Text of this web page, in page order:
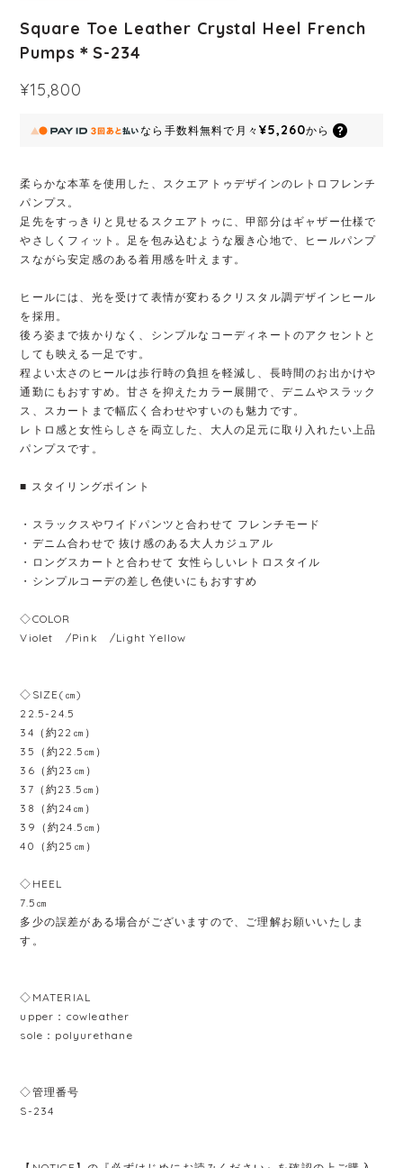
Square Toe Leather Crystal Heel French
Pumps＊S-234
¥15,800
なら 手数料無料で 月々 ¥5,260から
柔らかな本革を使用した、スクエアトゥデザインのレトロフレンチ
パンプス。
足先をすっきりと見せるスクエアトゥに、甲部分はギャザー仕様で
やさしくフィット。足を包み込むような履き心地で、ヒールパンプ
スながら安定感のある着用感を叶えます。
ヒールには、光を受けて表情が変わるクリスタル調デザインヒール
を採用。
後ろ姿まで抜かりなく、シンプルなコーディネートのアクセントと
しても映える一足です。
程よい太さのヒールは歩行時の負担を軽減し、長時間のお出かけや
通勤にもおすすめ。甘さを抑えたカラー展開で、デニムやスラック
ス、スカートまで幅広く合わせやすいのも魅力です。
レトロ感と女性らしさを両立した、大人の足元に取り入れたい上品
パンプスです。
■ スタイリングポイント
・スラックスやワイドパンツと合わせて フレンチモード
・デニム合わせで 抜け感のある大人カジュアル
・ロングスカートと合わせて 女性らしいレトロスタイル
・シンプルコーデの差し色使いにもおすすめ
◇COLOR
Violet /Pink /Light Yellow
◇SIZE(㎝)
22.5-24.5
34（約22㎝）
35（約22.5㎝）
36（約23㎝）
37（約23.5㎝）
38（約24㎝）
39（約24.5㎝）
40（約25㎝）
◇HEEL
7.5㎝
多少の誤差がある場合がございますので、ご理解お願いいたしま
す。
◇MATERIAL
upper：cowleather
sole：polyurethane
◇管理番号
S-234